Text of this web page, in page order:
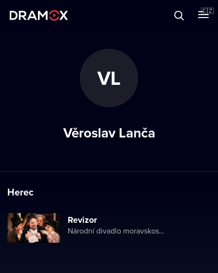
🇨🇿
VL
Věroslav Lanča
Herec
Revizor
Národní divadlo moravskoslezské